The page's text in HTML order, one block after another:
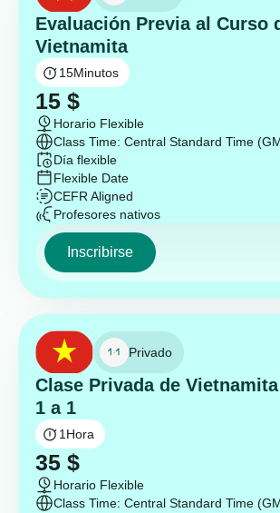
Evaluación Previa al Curso
Vietnamita
15Minutos
15 $
Horario Flexible
Class Time: Central Standard Time
Día flexible
Flexible Date
CEFR Aligned
Profesores nativos
Inscribirse
Privado
Clase Privada de
1 a 1
1Hora
35 $
Horario Flexible
Class Time: Central Standard Time